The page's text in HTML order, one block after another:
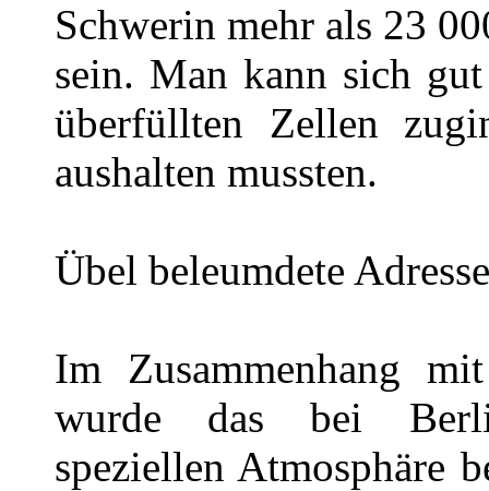
Schwerin mehr als 23
sein. Man kann sich
überfüllten Zellen
aushalten mussten.
Übel beleumdete
Im Zusammenhang
wurde das bei
speziellen Atmosphäre